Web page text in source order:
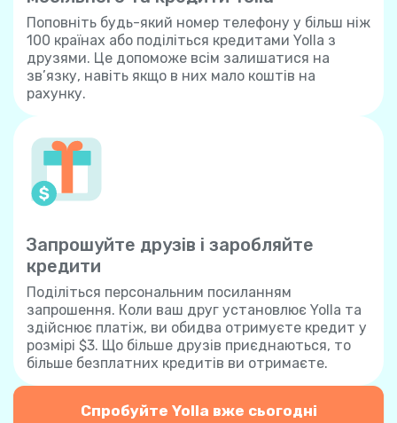
Поповніть будь-який номер телефону у більш ніж
100 країнах або поділіться кредитами Yolla з
друзями. Це допоможе всім залишатися на
зв’язку, навіть якщо в них мало коштів на
рахунку.
Запрошуйте друзів і заробляйте
кредити
Поділіться персональним посиланням
запрошення. Коли ваш друг установлює Yolla та
здійснює платіж, ви обидва отримуєте кредит у
розмірі $3. Що більше друзів приєднаються, то
більше безплатних кредитів ви отримаєте.
Спробуйте Yolla вже сьогодні